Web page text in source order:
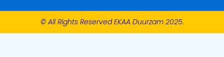
© All Rights Reserved EKAA Duurzam 2025.